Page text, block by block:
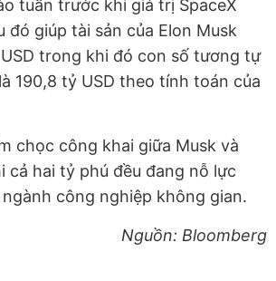
tuần trước khi giá trị SpaceX
đó giúp tài sản của Elon Musk
trong khi đó con số tương tự
190,8 tỷ USD theo tính toán của
chọc công khai giữa Musk và
cả hai tỷ phú đều đang nỗ lực
công nghiệp không gian.
Nguồn: Bloomberg